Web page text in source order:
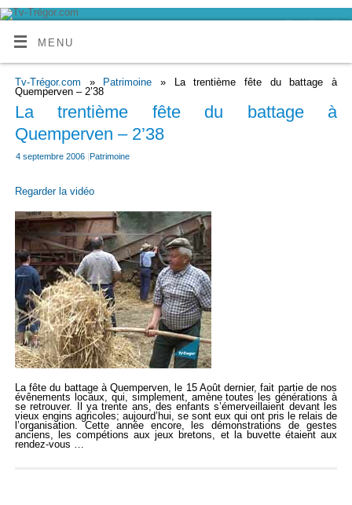
MENU
Tv-Trégor.com » Patrimoine » La trentième fête du battage à
Quemperven – 2’38
La trentième fête du battage à
Quemperven – 2’38
4 septembre 2006 |Patrimoine
Regarder la vidéo
La fête du battage à Quemperven, le 15 Août dernier, fait partie de nos
évênements locaux, qui, simplement, amène toutes les générations à
se retrouver. Il ya trente ans, des enfants s’émerveillaient devant les
vieux engins agricoles; aujourd’hui, se sont eux qui ont pris le relais de
l’organisation. Cette année encore, les démonstrations de gestes
anciens, les compétions aux jeux bretons, et la buvette étaient aux
rendez-vous …